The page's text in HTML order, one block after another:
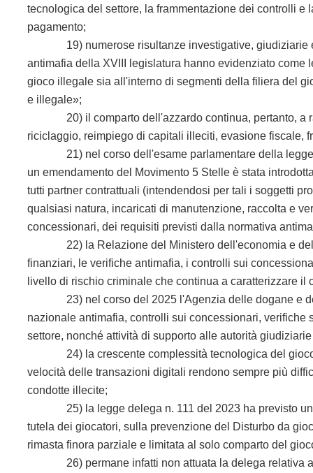
tecnologica del settore, la frammentazione dei controlli
pagamento;
19) numerose risultanze investigative, giudiziarie e
antimafia della XVIII legislatura hanno evidenziato
gioco illegale sia all'interno di segmentidella filiera del
e illegale»;
20) il comparto dell'azzardo continua, pertanto, a
riciclaggio, reimpiego di capitali illeciti, evasione fiscale,
21) nel corso dell'esame parlamentare della legge
un emendamento del Movimento 5 Stelle è stata
tutti partner contrattuali (intendendosi per tali i soggetti
qualsiasi natura, incaricati di manutenzione, raccolta e
concessionari, dei requisiti previsti dalla normativa
22) la Relazione del Ministero dell'economia e delle
finanziari, le verifiche antimafia, i controlli sui
livello di rischio criminale che continua a caratterizzare il
23) nel corso del 2025 l'Agenzia delle dogane e dei
nazionale antimafia, controlli sui concessionari,
settore, nonché attività di supporto alle autorità
24) la crescente complessità tecnologica del gioco
velocità delle transazioni digitali rendono sempre più
condotte illecite;
25) la legge delega n. 111 del 2023 ha previsto un
tutela dei giocatori, sulla prevenzione del Disturbo da
rimasta finora parziale e limitata al solo comparto del
26) permane infatti non attuata la delega relativa al